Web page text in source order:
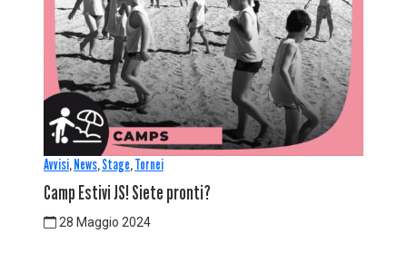
Avvisi,News,Stage,Tornei
Camp Estivi JS! Siete pronti?
28 Maggio 2024